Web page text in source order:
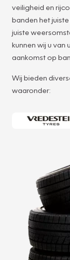
veiligheid en
banden het
juiste
kunnen wij u van
aankomst op
Wij bieden
waaronder: